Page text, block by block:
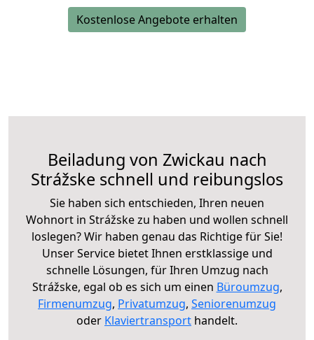
Kostenlose Angebote erhalten
Beiladung von Zwickau nach
Strážske schnell und reibungslos
Sie haben sich entschieden, Ihren neuen
Wohnort in Strážske zu haben und wollen schnell
loslegen? Wir haben genau das Richtige für Sie!
Unser Service bietet Ihnen erstklassige und
schnelle Lösungen, für Ihren Umzug nach
Strážske, egal ob es sich um einen Büroumzug,
Firmenumzug, Privatumzug, Seniorenumzug
oder Klaviertransport handelt.